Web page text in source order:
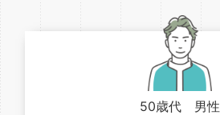
50歳代 男性